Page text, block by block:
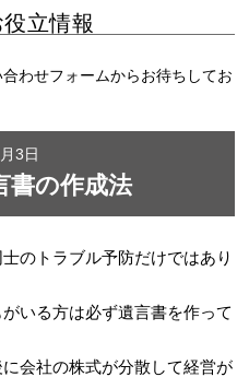
立情報
わせフォームからお待ちしてお
3日
書の作成法
のトラブル予防だけではあり
いる方は必ず遺言書を作って
会社の株式が分散して経営が